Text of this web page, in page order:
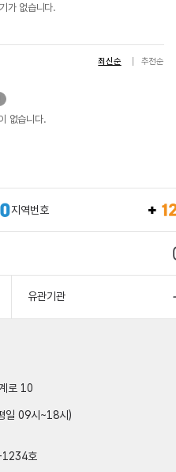
가 없습니다.
최신순 추천순
없습니다.
지역번호
유관기관
로 10
09시~18시)
1234호